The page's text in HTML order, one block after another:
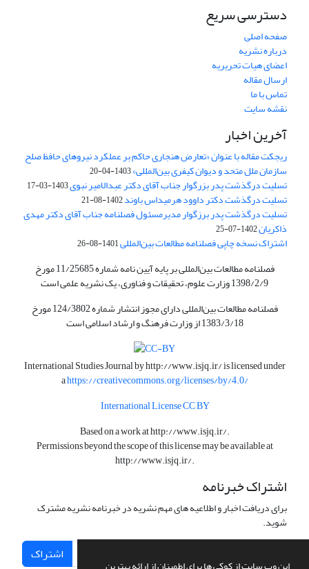
دسترسی سریع
صفحه اصلی
درباره نشریه
اعضای هیات تحریریه
ارسال مقاله
تماس با ما
نقشه سایت
آخرین اخبار
ریجکت مقاله با عنوان «تعارض هنجاری حاکم بر عملکرد نیروهای حافظ صلح
سازمان ملل متحد و دیوان کیفری بین‌المللی»1403-04-20
تسلیت درگذشت پدر بزرگوار جناب آقای دکتر عبدالامیر نبوی1403-03-17
تسلیت درگذشت دکتر داوود هرمیداس باوند1402-08-21
تسلیت درگذشت پدر برزگوار مدیرمسئول فصلنامه جناب آقای دکتر مهدی
ذاکریان1402-07-25
اشتراک نسخه چاپی فصلنامه مطالعات بین‌المللی1401-08-26
فصلنامه مطالعات بین‌المللی بر پایه آیین نامه شماره 11/25685 مورخ
1398/2/9 وزارت علوم، تحقیقات و فناوری، یک نشریه علمی است
فصلنامه مطالعات بین‌المللی دارای مجوز انتشار شماره 124/3802 مورخ
1383/3/18 از وزارت فرهنگ و ارشاد اسلامی است
International Studies Journal byhttp://www.isjq.ir/is licensed under
ahttps://creativecommons.org/licenses/by/4.0/
International License CC BY
Based on a work athttp://www.isjq.ir/.
Permissions beyond the scope of this license may be available at
http://www.isjq.ir/.
اشتراک خبرنامه
برای دریافت اخبار و اطلاعیه های مهم نشریه در خبرنامه نشریه مشترک
شوید.
اشتراک